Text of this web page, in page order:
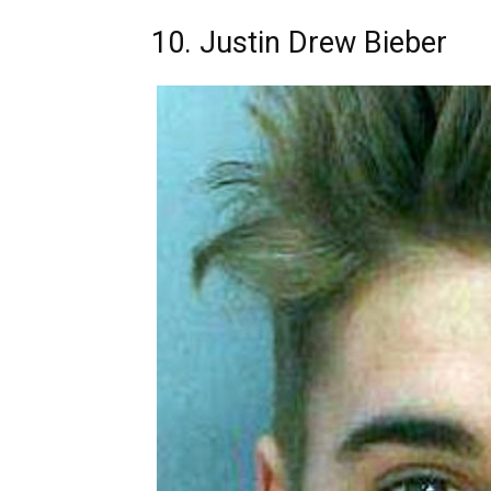
10. Justin Drew Bieber